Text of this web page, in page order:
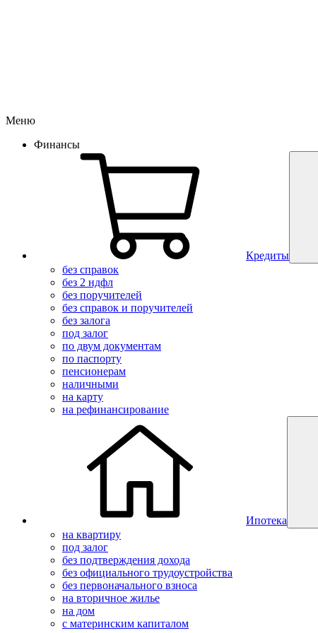
Меню
Финансы
Кредиты
без справок
без 2 ндфл
без поручителей
без справок и поручителей
без залога
под залог
по двум документам
по паспорту
пенсионерам
наличными
на карту
на рефинансирование
Ипотека
на квартиру
под залог
без подтверждения дохода
без официального трудоустройства
без первоначального взноса
на вторичное жилье
на дом
с материнским капиталом